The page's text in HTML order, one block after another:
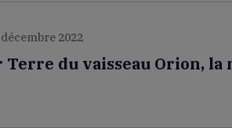
décembre 2022
Terre du vaisseau Orion,